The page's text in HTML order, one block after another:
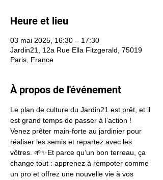
Heure et lieu
03 mai 2025, 16:30 – 17:30
Jardin21, 12a Rue Ella Fitzgerald, 75019
Paris, France
À propos de l'événement
Le plan de culture du Jardin21 est prêt, et il
est grand temps de passer à l’action !
Venez prêter main-forte au jardinier pour
réaliser les semis et repartez avec les
vôtres. 🌱✨Et parce qu’un bon terreau, ça
change tout : apprenez à rempoter comme
un pro et offrez une nouvelle vie à vos